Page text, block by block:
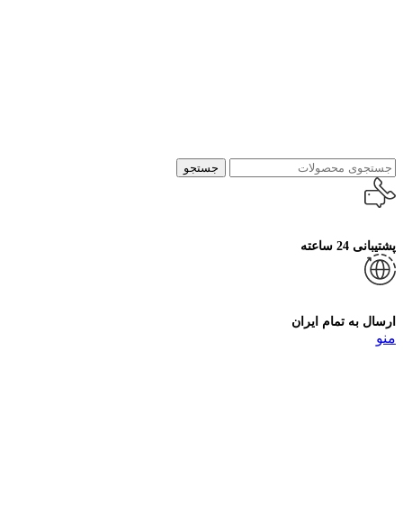
جستجو
پشتیبانی 24 ساعته
ارسال به تمام ایران
منو